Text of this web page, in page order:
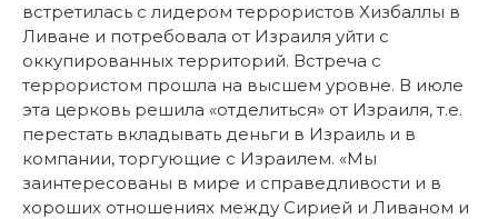
встретилась с лидером террористов Хизбаллы в
Ливане и потребовала от Израиля уйти с
оккупированных территорий. Встреча с
террористом прошла на высшем уровне. В июле
эта церковь решила «отделиться» от Израиля, т.е.
перестать вкладывать деньги в Израиль и в
компании, торгующие с Израилем. «Мы
заинтересованы в мире и справедливости и в
хороших отношениях между Сирией и Ливаном и